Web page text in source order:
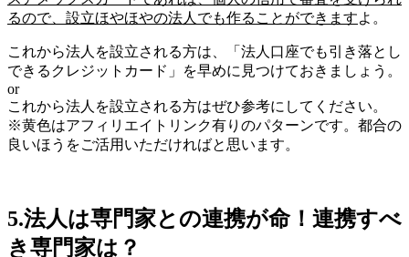
るので、設立ほやほやの法人でも作ることができますよ。
これから法人を設立される方は、「法人口座でも引き落とし
できるクレジットカード」を早めに見つけておきましょう。
or
これから法人を設立される方はぜひ参考にしてください。
※黄色はアフィリエイトリンク有りのパターンです。都合の
良いほうをご活用いただければと思います。
5.法人は専門家との連携が命！連携すべ
き専門家は？